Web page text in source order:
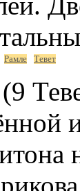
Рамле Тевет